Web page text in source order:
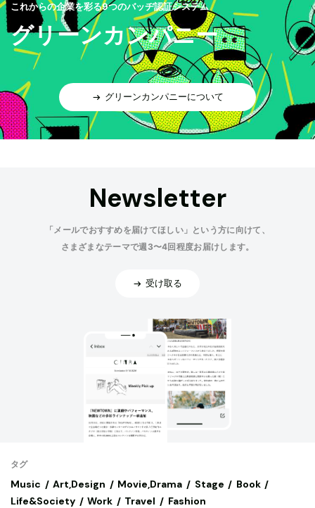
これからの企業を彩る9つのバッヂ認証システム
グリーンカンパニー
グリーンカンパニーについて
Newsletter
「メールでおすすめを届けてほしい」という方に向けて、
さまざまなテーマで週3〜4回程度お届けします。
受け取る
タグ
Music Art,Design Movie,Drama Stage
Book
Life&Society
Work Travel Fashion